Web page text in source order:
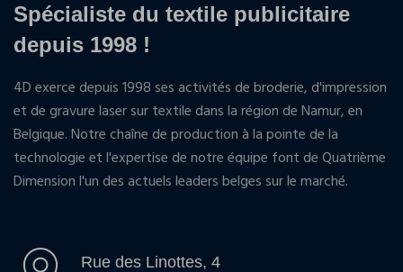
Spécialiste du textile publicitaire
depuis 1998 !
4D exerce depuis 1998 ses activités de broderie, d'impression
et de gravure laser sur textile dans la région de Namur, en
Belgique. Notre chaîne de production à la pointe de la
technologie et l'expertise de notre équipe font de Quatrième
Dimension l'un des actuels leaders belges sur le marché.
Rue des Linottes, 4